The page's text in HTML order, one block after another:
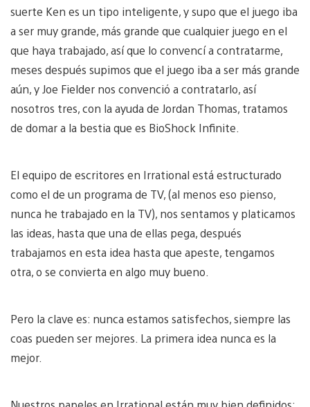
suerte Ken es un tipo inteligente, y supo que el juego iba
a ser muy grande, más grande que cualquier juego en el
que haya trabajado, así que lo convencí a contratarme,
meses después supimos que el juego iba a ser más grande
aún, y Joe Fielder nos convenció a contratarlo, así
nosotros tres, con la ayuda de Jordan Thomas, tratamos
de domar a la bestia que es BioShock Infinite.
El equipo de escritores en Irrational está estructurado
como el de un programa de TV, (al menos eso pienso,
nunca he trabajado en la TV), nos sentamos y platicamos
las ideas, hasta que una de ellas pega, después
trabajamos en esta idea hasta que apeste, tengamos
otra, o se convierta en algo muy bueno.
Pero la clave es: nunca estamos satisfechos, siempre las
coas pueden ser mejores. La primera idea nunca es la
mejor.